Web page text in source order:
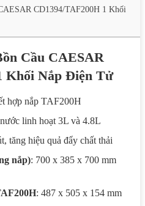
CD1394/TAF200H 1 Khối
Cầu CAESAR
Khối Nắp Điện Tử
hợp nắp TAF200H
linh hoạt 3L và 4.8L
tăng hiệu quả đẩy chất thải
nắp): 700 x 385 x 700 mm
: 487 x 505 x 154 mm